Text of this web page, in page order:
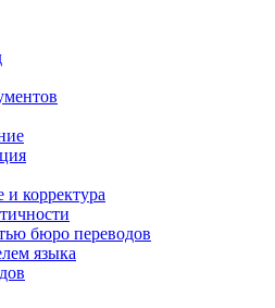
и корректура
бюро переводов
языка